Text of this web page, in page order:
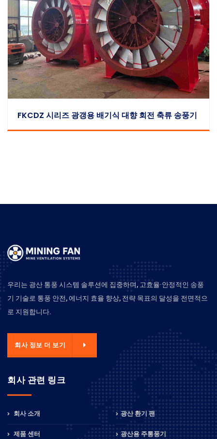
FKCDZ 시리즈 광갱용 배기식 대향 회전 축류 송풍기
우리는 광산 통풍 시스템 솔루션에 집중하며, 고효율·안정적인 송풍
기 기술로 통풍 안전, 에너지 효율 향상, 전략 목표의 달성을 전면적으
로 지원합니다.
회사 정보 더 보기
회사 관련 링크
회사 소개
제품 센터
광산 환기 팬
광산용 주통풍기